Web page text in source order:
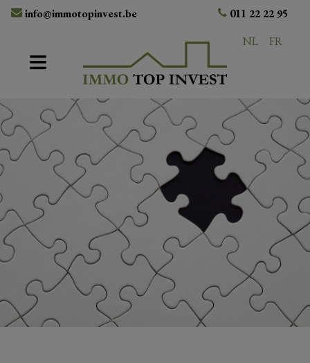
info@immotopinvest.be
011 22 22 95
NL
FR